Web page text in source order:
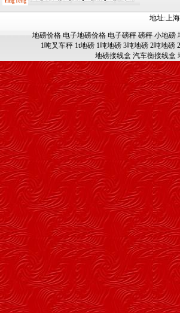
地址:上
地磅价格 电子地磅价格 电子磅秤 磅秤 小地磅
1吨叉车秤 1t地磅 1吨地磅 3吨地磅 2吨地磅
地磅接线盒 汽车衡接线盒